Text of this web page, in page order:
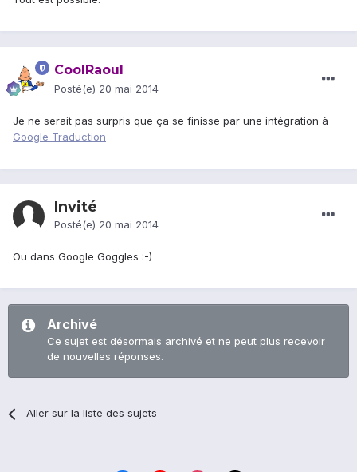
CoolRaoul
Posté(e) 20 mai 2014
Je ne serait pas surpris que ça se finisse par une intégration à
Google Traduction
Invité
Posté(e) 20 mai 2014
Ou dans Google Goggles :-)
Archivé
Ce sujet est désormais archivé et ne peut plus recevoir
de nouvelles réponses.
Aller sur la liste des sujets